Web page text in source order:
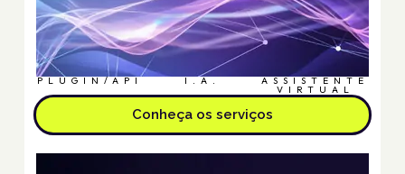
PLUGIN/API I.A. ASSISTENTE
VIRTUAL
Conheça os serviços